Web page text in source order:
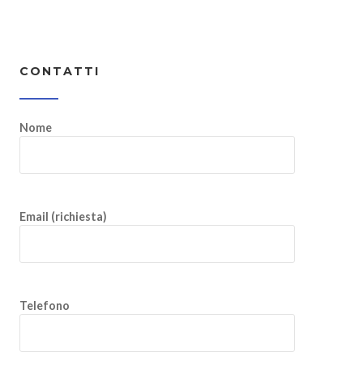
CONTATTI
Nome
Email (richiesta)
Telefono